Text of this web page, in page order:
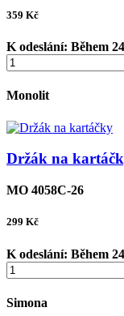
359 Kč
K odeslání: Během
Monolit
Držák na
MO 4058C-26
299 Kč
K odeslání: Během
Simona